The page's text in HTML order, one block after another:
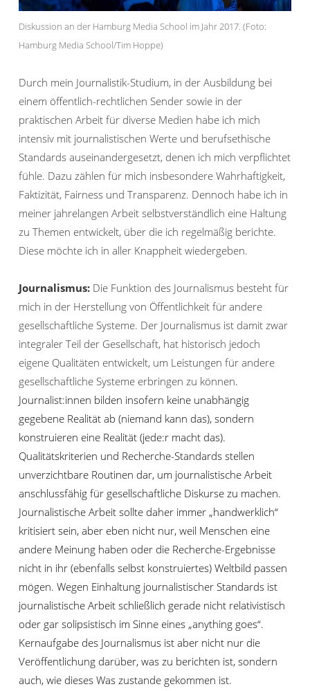
Diskussion an der Hamburg Media School im Jahr 2017. (Foto:
Hamburg Media School/Tim Hoppe)
Durch mein Journalistik-Studium, in der Ausbildung bei
einem öffentlich-rechtlichen Sender sowie in der
praktischen Arbeit für diverse Medien habe ich mich
intensiv mit journalistischen Werte und berufsethische
Standards auseinandergesetzt, denen ich mich verpflichtet
fühle. Dazu zählen für mich insbesondere Wahrhaftigkeit,
Faktizität, Fairness und Transparenz. Dennoch habe ich in
meiner jahrelangen Arbeit selbstverständlich eine Haltung
zu Themen entwickelt, über die ich regelmäßig berichte.
Diese möchte ich in aller Knappheit wiedergeben.
Journalismus: Die Funktion des Journalismus besteht für
mich in der Herstellung von Öffentlichkeit für andere
gesellschaftliche Systeme. Der Journalismus ist damit zwar
integraler Teil der Gesellschaft, hat historisch jedoch
eigene Qualitäten entwickelt, um Leistungen für andere
gesellschaftliche Systeme erbringen zu können.
Journalist:innen bilden insofern keine unabhängig
gegebene Realität ab (niemand kann das), sondern
konstruieren eine Realität (jede:r macht das).
Qualitätskriterien und Recherche-Standards stellen
unverzichtbare Routinen dar, um journalistische Arbeit
anschlussfähig für gesellschaftliche Diskurse zu machen.
Journalistische Arbeit sollte daher immer „handwerklich“
kritisiert sein, aber eben nicht nur, weil Menschen eine
andere Meinung haben oder die Recherche-Ergebnisse
nicht in ihr (ebenfalls selbst konstruiertes) Weltbild passen
mögen. Wegen Einhaltung journalistischer Standards ist
journalistische Arbeit schließlich gerade nicht relativistisch
oder gar solipsistisch im Sinne eines „anything goes“.
Kernaufgabe des Journalismus ist aber nicht nur die
Veröffentlichung darüber, was zu berichten ist, sondern
auch, wie dieses Was zustande gekommen ist.